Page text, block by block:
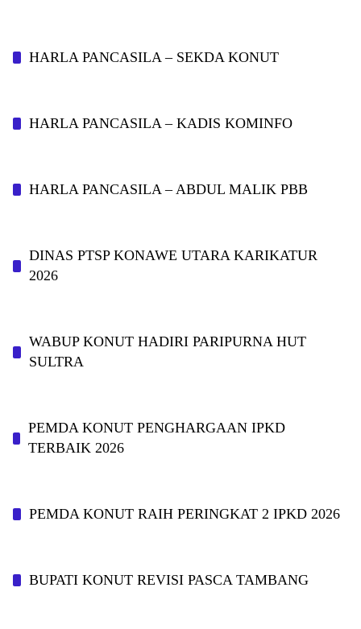
HARLA PANCASILA – SEKDA KONUT
HARLA PANCASILA – KADIS KOMINFO
HARLA PANCASILA – ABDUL MALIK PBB
DINAS PTSP KONAWE UTARA KARIKATUR
2026
WABUP KONUT HADIRI PARIPURNA HUT
SULTRA
PEMDA KONUT PENGHARGAAN IPKD
TERBAIK 2026
PEMDA KONUT RAIH PERINGKAT 2 IPKD 2026
BUPATI KONUT REVISI PASCA TAMBANG